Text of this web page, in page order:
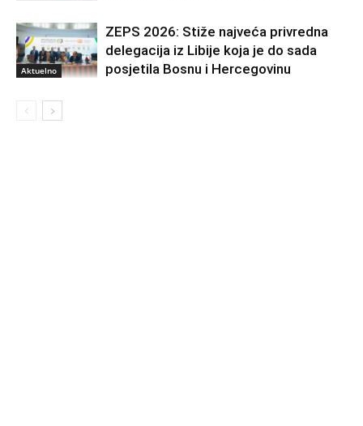
Aktuelno
ZEPS 2026: Stiže najveća privredna
delegacija iz Libije koja je do sada
posjetila Bosnu i Hercegovinu